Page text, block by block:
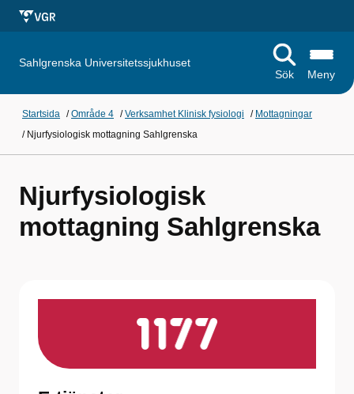
Sahlgrenska Universitetssjukhuset
Sök
Meny
Startsida /Område 4 /Verksamhet Klinisk fysiologi / Mottagningar
/ Njurfysiologisk mottagning Sahlgrenska
Njurfysiologisk
mottagning Sahlgrenska